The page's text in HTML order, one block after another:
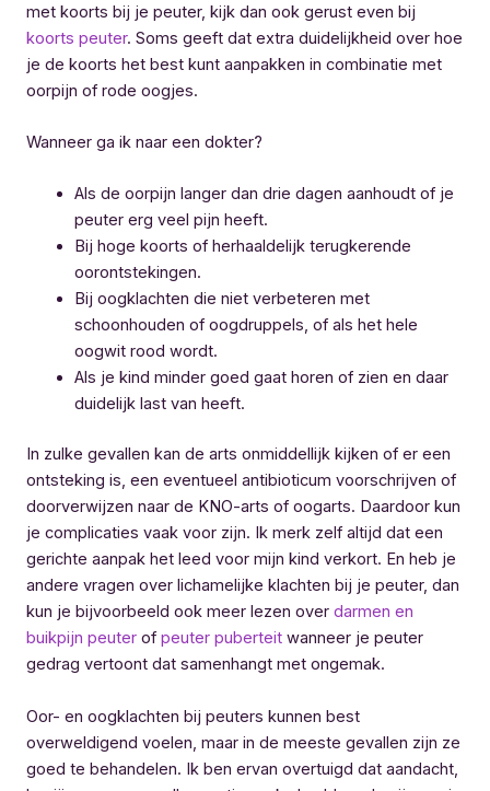
met koorts bij je peuter, kijk dan ook gerust even bij
koorts peuter. Soms geeft dat extra duidelijkheid over hoe
je de koorts het best kunt aanpakken in combinatie met
oorpijn of rode oogjes.
Wanneer ga ik naar een dokter?
Als de oorpijn langer dan drie dagen aanhoudt of je
peuter erg veel pijn heeft.
Bij hoge koorts of herhaaldelijk terugkerende
oorontstekingen.
Bij oogklachten die niet verbeteren met
schoonhouden of oogdruppels, of als het hele
oogwit rood wordt.
Als je kind minder goed gaat horen of zien en daar
duidelijk last van heeft.
In zulke gevallen kan de arts onmiddellijk kijken of er een
ontsteking is, een eventueel antibioticum voorschrijven of
doorverwijzen naar de KNO-arts of oogarts. Daardoor kun
je complicaties vaak voor zijn. Ik merk zelf altijd dat een
gerichte aanpak het leed voor mijn kind verkort. En heb je
andere vragen over lichamelijke klachten bij je peuter, dan
kun je bijvoorbeeld ook meer lezen over darmen en
buikpijn peuter of peuter puberteit wanneer je peuter
gedrag vertoont dat samenhangt met ongemak.
Oor- en oogklachten bij peuters kunnen best
overweldigend voelen, maar in de meeste gevallen zijn ze
goed te behandelen. Ik ben ervan overtuigd dat aandacht,